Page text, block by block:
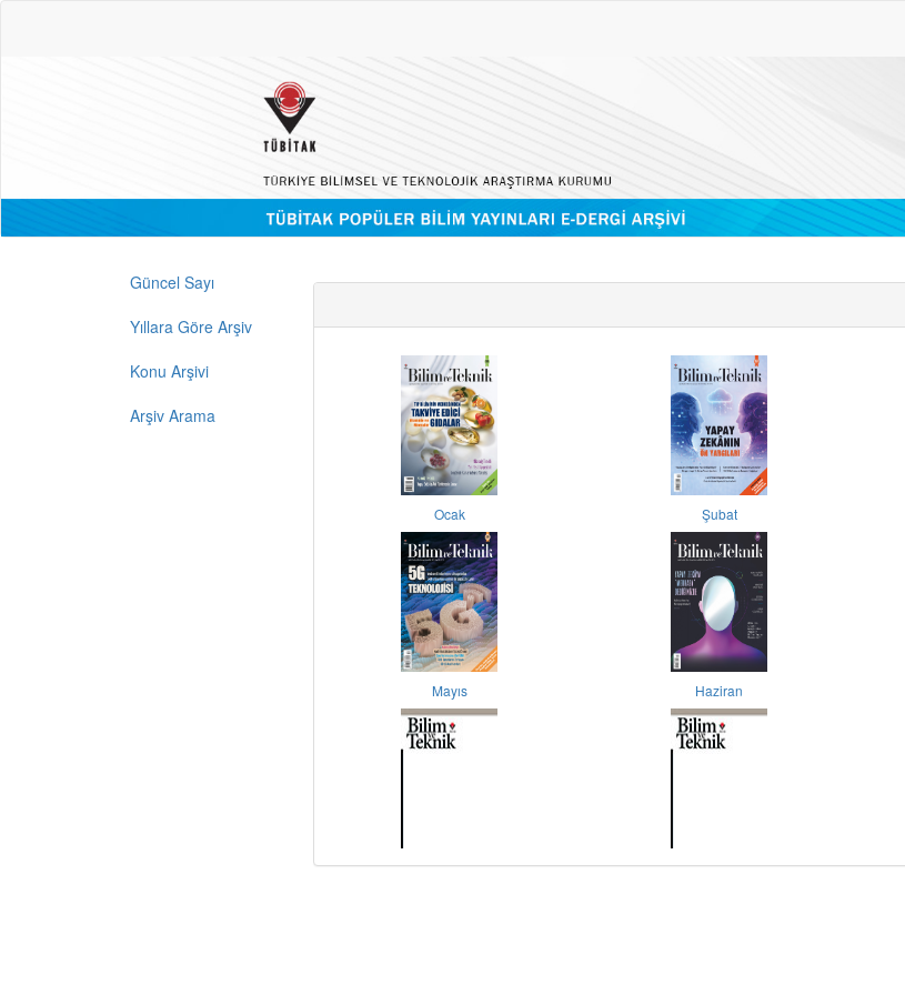
Güncel Sayı
Yıllara Göre Arşiv
Konu Arşivi
Arşiv Arama
Ocak Şubat
Mayıs Haziran